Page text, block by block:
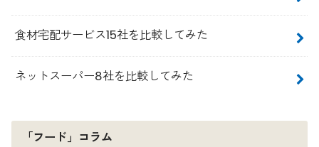
食材宅配サービス15社を比較してみた
ネットスーパー8社を比較してみた
「フード」コラム